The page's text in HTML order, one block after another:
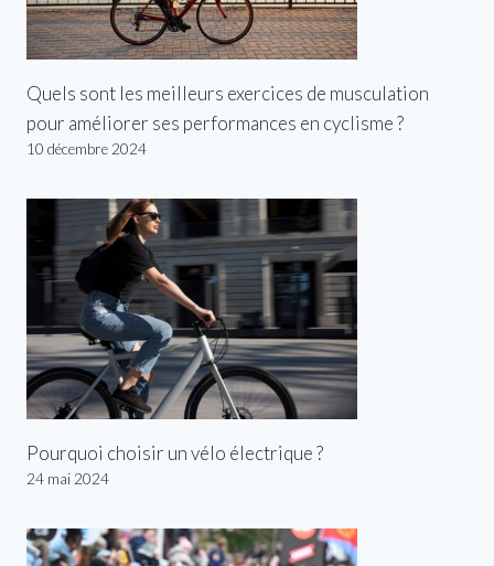
Quels sont les meilleurs exercices de musculation
pour améliorer ses performances en cyclisme ?
10 décembre 2024
Pourquoi choisir un vélo électrique ?
24 mai 2024